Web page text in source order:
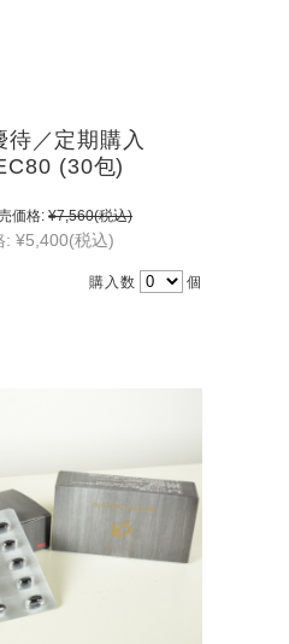
待／定期購入
(30包)
価格: ¥7,560(税込)
: ¥5,400(税込)
購入数 個